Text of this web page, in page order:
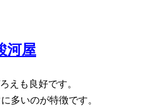
河屋
えも良好です。
多いのが特徴です。